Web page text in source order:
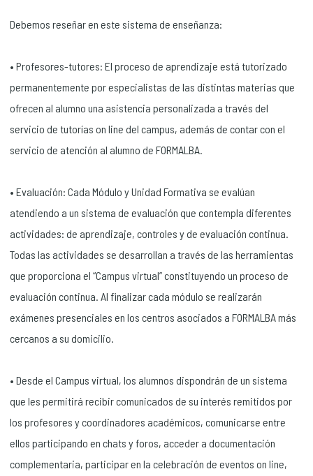
Debemos reseñar en este sistema de enseñanza:
• Profesores-tutores: El proceso de aprendizaje está tutorizado
permanentemente por especialistas de las distintas materias que
ofrecen al alumno una asistencia personalizada a través del
servicio de tutorías on line del campus, además de contar con el
servicio de atención al alumno de FORMALBA.
• Evaluación: Cada Módulo y Unidad Formativa se evalúan
atendiendo a un sistema de evaluación que contempla diferentes
actividades: de aprendizaje, controles y de evaluación continua.
Todas las actividades se desarrollan a través de las herramientas
que proporciona el “Campus virtual” constituyendo un proceso de
evaluación continua. Al finalizar cada módulo se realizarán
exámenes presenciales en los centros asociados a FORMALBA más
cercanos a su domicilio.
• Desde el Campus virtual, los alumnos dispondrán de un sistema
que les permitirá recibir comunicados de su interés remitidos por
los profesores y coordinadores académicos, comunicarse entre
ellos participando en chats y foros, acceder a documentación
complementaria, participar en la celebración de eventos on line,